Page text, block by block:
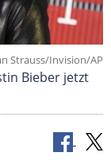
Strauss/Invision/AP
Bieber jetzt